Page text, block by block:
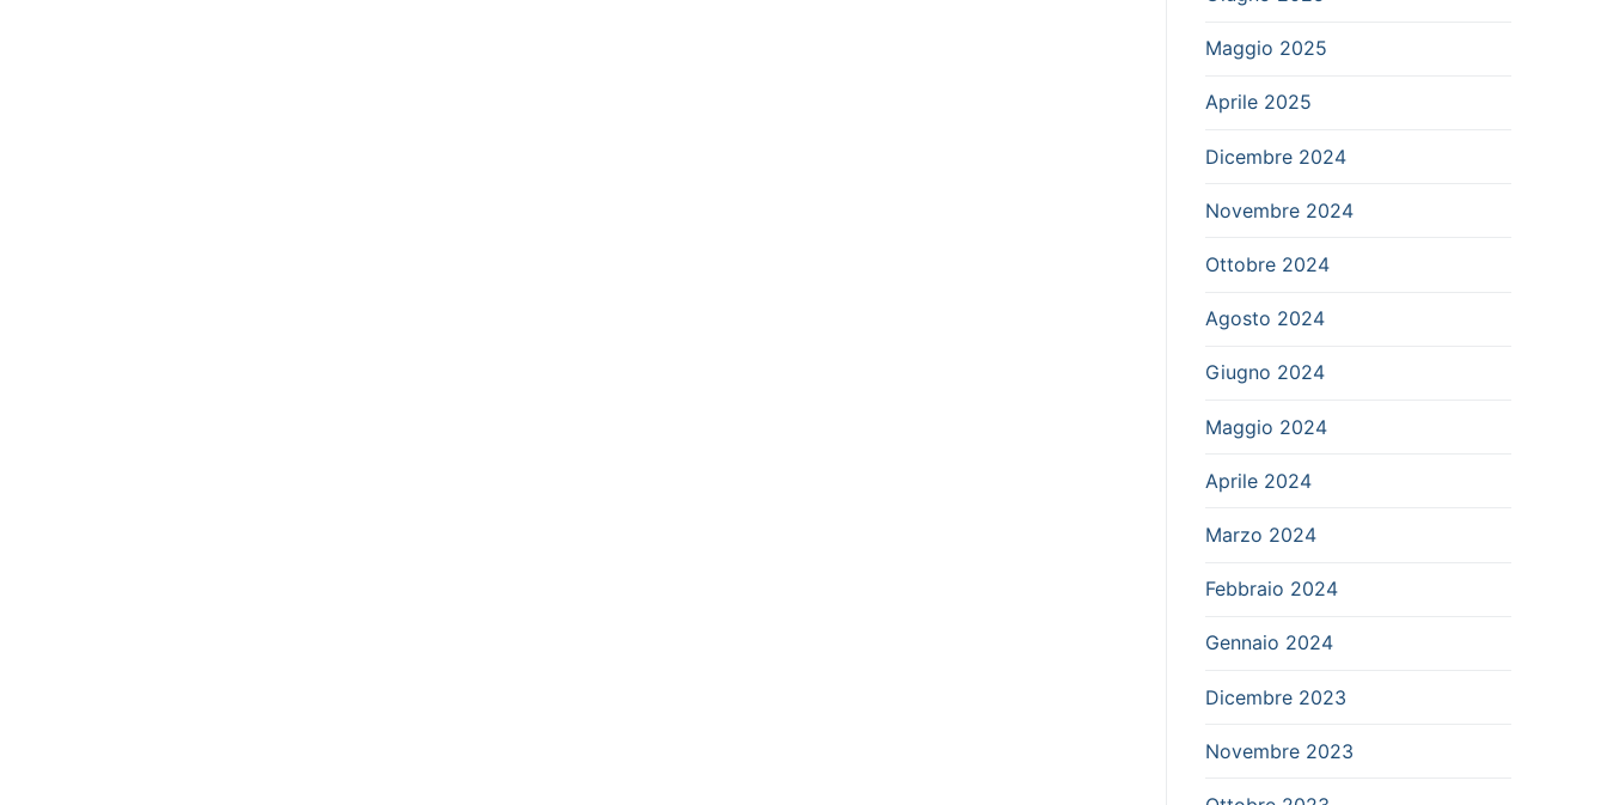
Maggio 2025
Aprile 2025
Dicembre 2024
Novembre 2024
Ottobre 2024
Agosto 2024
Giugno 2024
Maggio 2024
Aprile 2024
Marzo 2024
Febbraio 2024
Gennaio 2024
Dicembre 2023
Novembre 2023